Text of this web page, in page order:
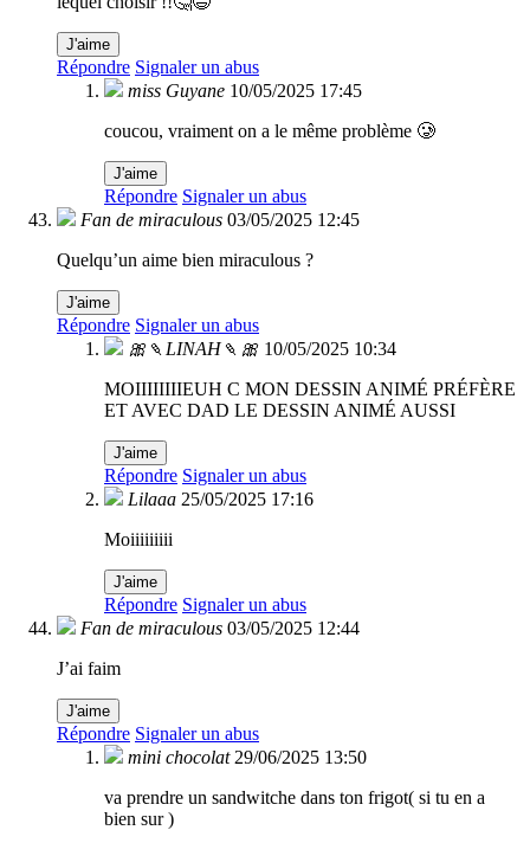
J'aime
Répondre Signaler un abus
miss Guyane 10/05/2025 17:45
coucou, vraiment on a le même problème 🥲
J'aime
Répondre Signaler un abus
Fan de miraculous 03/05/2025 12:45
Quelqu’un aime bien miraculous ?
J'aime
Répondre Signaler un abus
🎀🍡LINAH🍡🎀 10/05/2025 10:34
MOIIIIIIIIEUH C MON DESSIN ANIMÉ PRÉFÈRE
ET AVEC DAD LE DESSIN ANIMÉ AUSSI
J'aime
Répondre Signaler un abus
Lilaaa 25/05/2025 17:16
Moiiiiiiiii
J'aime
Répondre Signaler un abus
Fan de miraculous 03/05/2025 12:44
J’ai faim
J'aime
Répondre Signaler un abus
mini chocolat 29/06/2025 13:50
va prendre un sandwitche dans ton frigot( si tu en a
bien sur )